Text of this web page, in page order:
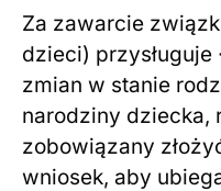
Za zawarcie
dzieci) przysługuje
zmian w stanie
narodziny dziecka,
zobowiązany
wniosek, aby